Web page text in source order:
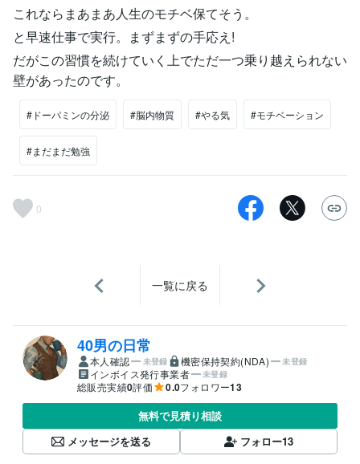
これならまあまあ人生のモチベ保てそう。
と早速仕事で実行。まずまずの手応え!
だがこの習慣を続けていく上でただ一つ乗り越えられない
壁があったのです。
#ドーパミンの分泌 #脳内物質 #やる気 #モチベーション
#まだまだ勉強
0
一覧に戻る
40男の日常
本人確認 未登録 機密保持契約(NDA) 未登録
インボイス発行事業者 未登録
総販売実績0評価 0.0フォロワー13
無料で見積り相談
メッセージを送る
フォロー13